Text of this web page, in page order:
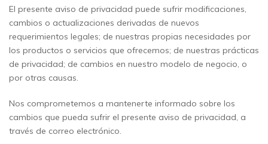
El presente aviso de privacidad puede sufrir modificaciones,
cambios o actualizaciones derivadas de nuevos
requerimientos legales; de nuestras propias necesidades por
los productos o servicios que ofrecemos; de nuestras prácticas
de privacidad; de cambios en nuestro modelo de negocio, o
por otras causas.
Nos comprometemos a mantenerte informado sobre los
cambios que pueda sufrir el presente aviso de privacidad, a
través de correo electrónico.